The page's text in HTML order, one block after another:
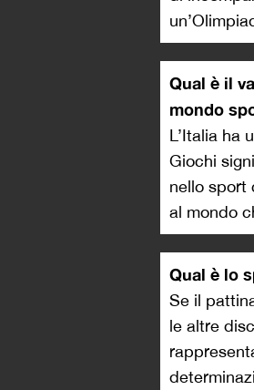
Qual è il
mondo
L’Italia ha
Giochi
nello sport
al mondo
Qual è lo
Se il
le altre